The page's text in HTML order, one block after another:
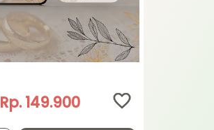
Rp. 149.900